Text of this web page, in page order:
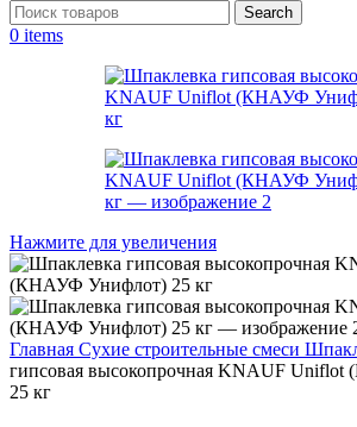
Search
0 items
Нажмите для увеличения
Главная Сухие строительные смеси
гипсовая высокопрочная KNAUF
25 кг